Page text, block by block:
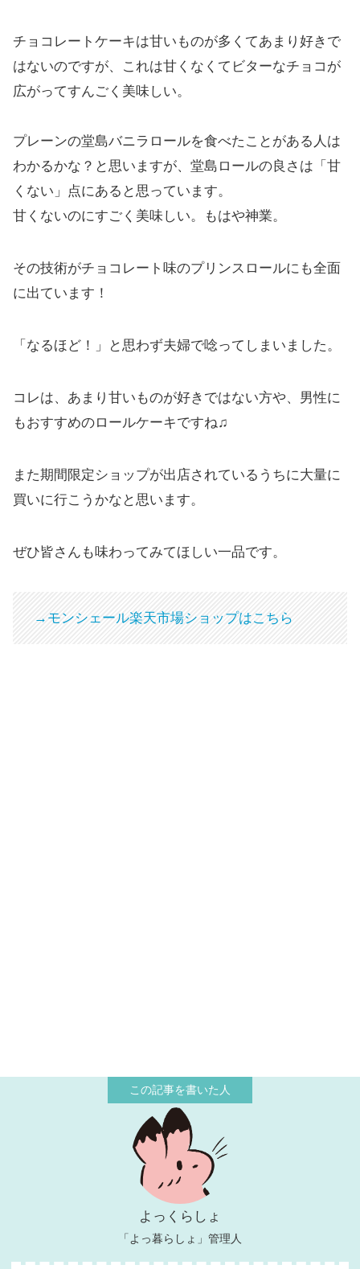
チョコレートケーキは甘いものが多くてあまり好きで
はないのですが、これは甘くなくてビターなチョコが
広がってすんごく美味しい。
プレーンの堂島バニラロールを食べたことがある人は
わかるかな？と思いますが、堂島ロールの良さは「甘
くない」点にあると思っています。
甘くないのにすごく美味しい。もはや神業。
その技術がチョコレート味のプリンスロールにも全面
に出ています！
「なるほど！」と思わず夫婦で唸ってしまいました。
コレは、あまり甘いものが好きではない方や、男性に
もおすすめのロールケーキですね♫
また期間限定ショップが出店されているうちに大量に
買いに行こうかなと思います。
ぜひ皆さんも味わってみてほしい一品です。
→モンシェール楽天市場ショップはこちら
よっくらしょ
「よっ暮らしょ」管理人